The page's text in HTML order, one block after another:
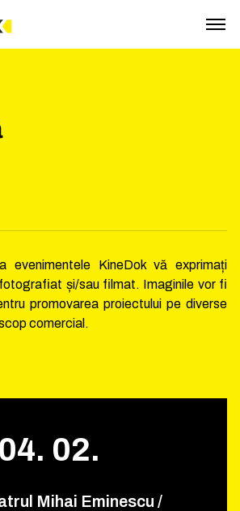
evenimentele KineDok vă exprimați
și/sau filmat. Imaginile vor fi
promovarea proiectului pe diverse
comercial.
04. 02.
Mihai Eminescu /